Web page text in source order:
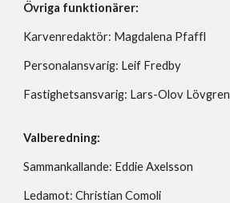
Övriga funktionärer:
Karvenredaktör: Magdalena Pfaffl
Personalansvarig: Leif Fredby
Fastighetsansvarig: Lars-Olov Lövgren
Valberedning:
Sammankallande: Eddie Axelsson
Ledamot: Christian Comoli